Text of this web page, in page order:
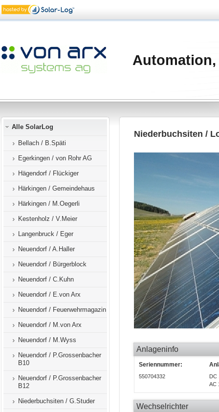
Alle SolarLog
Bellach / B.Späti
Egerkingen / von Rohr AG
Hägendorf / Flückiger
Härkingen / Gemeindehaus
Härkingen / M.Oegerli
Kestenholz / V.Meier
Langenbruck / Eger
Neuendorf / A.Haller
Neuendorf / Bürgerblock
Neuendorf / C.Kuhn
Neuendorf / E.von Arx
Neuendorf / Feuerwehrmagazin
Neuendorf / M.von Arx
Neuendorf / M.Wyss
Neuendorf / P.Grossenbacher
B10
Neuendorf / P.Grossenbacher
B12
Niederbuchsiten / G.Studer
Niederbuchsiten /
Anlageninfo
Seriennummer:
550704332
DC
AC
Wechselrichter